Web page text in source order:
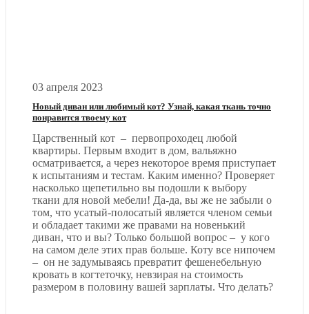
03 апреля 2023
Новый диван или любимый кот? Узнай, какая ткань точно
понравится твоему кот
Царственный кот – первопроходец любой
квартиры. Первым входит в дом, вальяжно
осматривается, а через некоторое время приступает
к испытаниям и тестам. Каким именно? Проверяет
насколько щепетильно вы подошли к выбору
ткани для новой мебели! Да-да, вы же не забыли о
том, что усатый-полосатый является членом семьи
и обладает такими же правами на новенький
диван, что и вы? Только большой вопрос – у кого
на самом деле этих прав больше. Коту все нипочем
– он не задумываясь превратит фешенебельную
кровать в когтеточку, невзирая на стоимость
размером в половину вашей зарплаты. Что делать?